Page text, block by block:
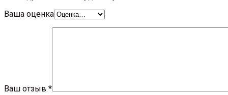
Ваша оценка
Ваш отзыв *